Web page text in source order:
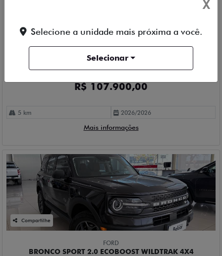
Belcar Fiat Detran
R$ 107.900,00
5 km 2026/2026
Mais informações
Compartilhe
FORD
BRONCO SPORT 2.0 ECOBOOST WILDTRAK 4X4
X
Selecione a unidade mais próxima a você.
Selecionar